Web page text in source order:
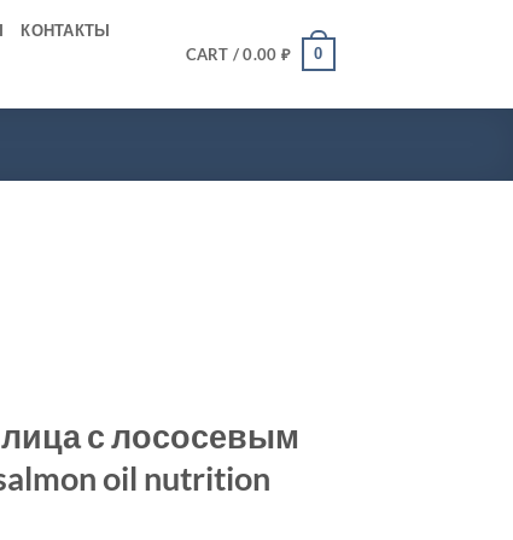
КОНТАКТЫ
CART /0.00 ₽ 0
с лососевым
oil nutrition